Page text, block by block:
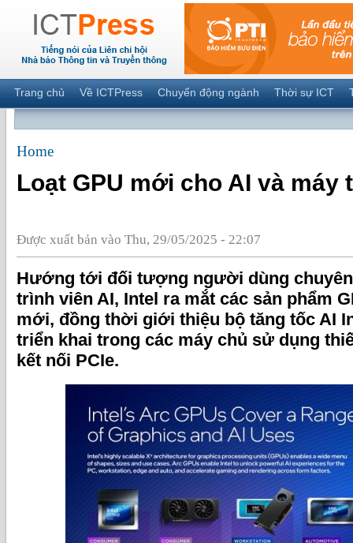
Trang chủ Về ICTPress Chuyển động ngành Thời sự ICT
Home
Loạt GPU mới cho AI và máy
Được xuất bản vào Thu, 29/05/2025 - 22:07
Hướng tới đối tượng người dùng
trình viên AI, Intel ra mắt các sản phẩm
mới, đồng thời giới thiệu bộ tăng tốc AI
triển khai trong các máy chủ sử dụng
kết nối PCIe.